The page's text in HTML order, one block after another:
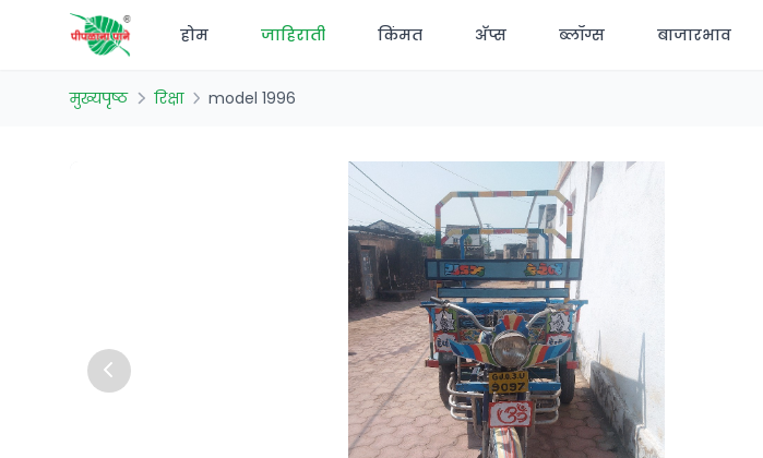
होम जाहिराती किंमत अ‍ॅप्स ब्लॉग्स बाजारभाव
मुख्यपृष्ठ रिक्षा model 1996